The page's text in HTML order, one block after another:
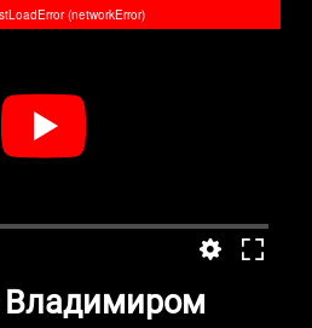
(networkError)
Владимиром